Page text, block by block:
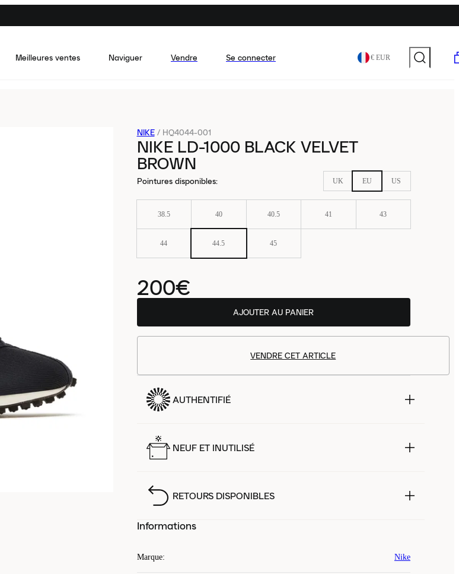
Meilleures ventes Naviguer Vendre Se connecter € EUR
NIKE / HQ4044-001
NIKE LD-1000 BLACK VELVET
BROWN
Pointures disponibles: UK EU US
38.5 40 40.5 41 43
44 44.5 45
200€
AJOUTER AU PANIER
VENDRE CET ARTICLE
AUTHENTIFIÉ
NEUF ET INUTILISÉ
RETOURS DISPONIBLES
Informations
Marque: Nike